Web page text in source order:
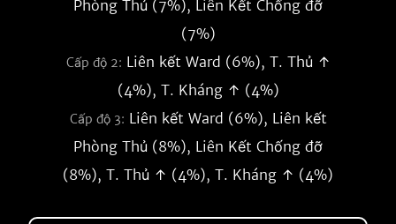
Phòng Thủ (7%), Liên Kết Chống đỡ
(7%)
Cấp độ 2: Liên kết Ward (6%), T. Thủ ↑
(4%), T. Kháng ↑ (4%)
Cấp độ 3: Liên kết Ward (6%), Liên kết
Phòng Thủ (8%), Liên Kết Chống đỡ
(8%), T. Thủ ↑ (4%), T. Kháng ↑ (4%)